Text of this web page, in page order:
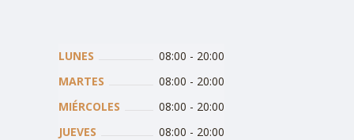
LUNES 08:00 - 20:00
MARTES
08:00 - 20:00
MIÉRCOLES
08:00 - 20:00
JUEVES
08:00 - 20:00